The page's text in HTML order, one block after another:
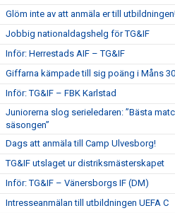
Glöm inte av att anmäla er till
Jobbig nationaldagshelg för TG&IF
Inför: Herrestads AIF – TG&IF
Giffarna kämpade till sig poäng i Måns
Inför: TG&IF – FBK Karlstad
Juniorerna slog serieledaren: ”Bästa
säsongen”
Dags att anmäla till Camp Ulvesborg!
TG&IF utslaget ur distriksmästerskapet
Inför: TG&IF – Vänersborgs IF (DM)
Intresseanmälan till utbildningen UEFA C